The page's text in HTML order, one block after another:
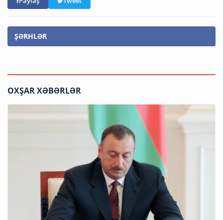
ŞƏRHLƏR
OXŞAR XƏBƏRLƏR